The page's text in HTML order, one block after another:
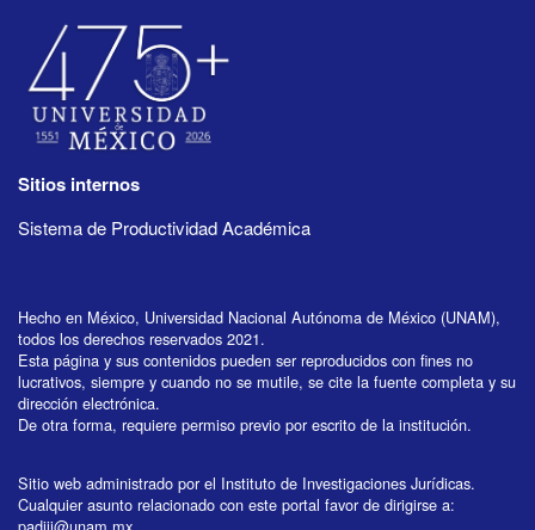
Sitios internos
Sistema de Productividad Académica
Hecho en México, Universidad Nacional Autónoma de México (UNAM),
todos los derechos reservados 2021.
Esta página y sus contenidos pueden ser reproducidos con fines no
lucrativos, siempre y cuando no se mutile, se cite la fuente completa y su
dirección electrónica.
De otra forma, requiere permiso previo por escrito de la institución.
Sitio web administrado por el Instituto de Investigaciones Jurídicas.
Cualquier asunto relacionado con este portal favor de dirigirse a: